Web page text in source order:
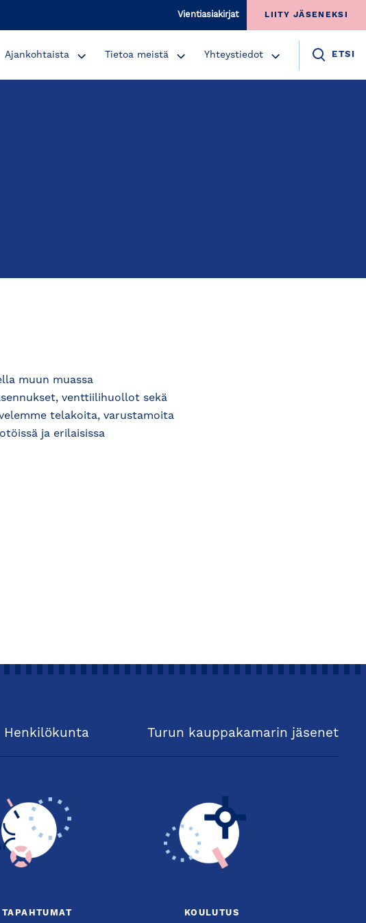
Vientiasiakirjat LIITY JÄSENEKSI
Ajankohtaista Tietoa meistä Yhteystiedot ETSI
muun muassa
venttiilihuollot sekä
telakoita, varustamoita
ja erilaisissa
Henkilökunta Turun kauppakamarin jäsenet
TAPAHTUMAT KOULUTUS